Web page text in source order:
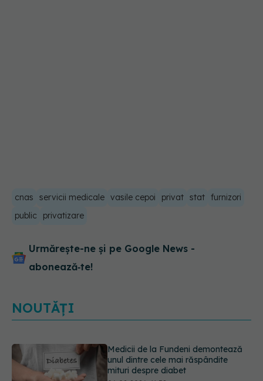
cnas servicii medicale vasile cepoi privat stat furnizori
public
privatizare
Urmărește-ne și pe Google News -
abonează‑te!
NOUTĂȚI
EXCLUSIV Tratamentul modern al
cancerelor ginecologice. Dr. Sorin
Bogdan (SANADOR), la DC Medical